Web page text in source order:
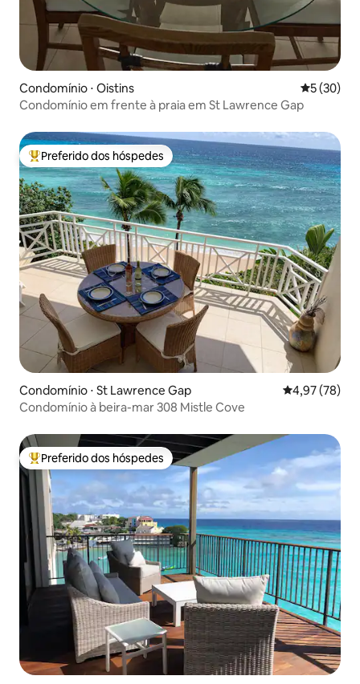
Condomínio ⋅ Oistins 5 de uma
5 (30)
Condomínio em frente à praia em St Lawrence Gap
Entre os melhores preferidos dos hóspedes
Preferido dos hóspedes
Condomínio ⋅ St Lawrence Gap 4,97 de uma
4,97 (78)
Condomínio à beira-mar 308 Mistle Cove
Entre os melhores preferidos dos hóspedes
Preferido dos hóspedes